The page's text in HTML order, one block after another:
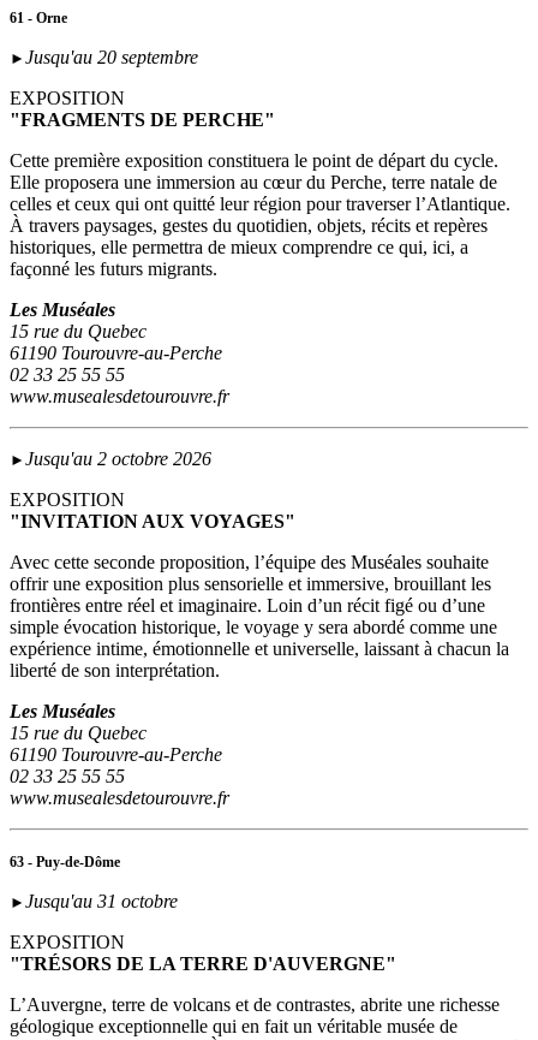
61 - Orne
► Jusqu'au 20 septembre
EXPOSITION
"FRAGMENTS DE PERCHE"
Cette première exposition constituera le point de départ du cycle.
Elle proposera une immersion au cœur du Perche, terre natale de
celles et ceux qui ont quitté leur région pour traverser l’Atlantique.
À travers paysages, gestes du quotidien, objets, récits et repères
historiques, elle permettra de mieux comprendre ce qui, ici, a
façonné les futurs migrants.
Les Muséales
15 rue du Quebec
61190 Tourouvre-au-Perche
02 33 25 55 55
www.musealesdetourouvre.fr
► Jusqu'au 2 octobre 2026
EXPOSITION
"INVITATION AUX VOYAGES"
Avec cette seconde proposition, l’équipe des Muséales souhaite
offrir une exposition plus sensorielle et immersive, brouillant les
frontières entre réel et imaginaire. Loin d’un récit figé ou d’une
simple évocation historique, le voyage y sera abordé comme une
expérience intime, émotionnelle et universelle, laissant à chacun la
liberté de son interprétation.
Les Muséales
15 rue du Quebec
61190 Tourouvre-au-Perche
02 33 25 55 55
www.musealesdetourouvre.fr
63 - Puy-de-Dôme
► Jusqu'au 31 octobre
EXPOSITION
"TRÉSORS DE LA TERRE D'AUVERGNE"
L’Auvergne, terre de volcans et de contrastes, abrite une richesse
géologique exceptionnelle qui en fait un véritable musée de